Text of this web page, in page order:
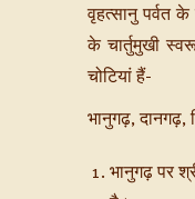
वृहत्सानु पर्वत
के चार्तुमुखी
चोटियां हैं-
भानुगढ़, दानगढ़,
भानुगढ़ पर